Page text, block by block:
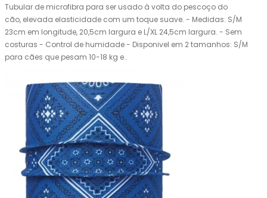
Tubular de microfibra para ser usado à volta do pescoço do
cão, elevada elasticidade com um toque suave. - Medidas: S/M
23cm em longitude, 20,5cm largura e L/XL 24,5cm largura. - Sem
costuras - Control de humidade - Disponivel em 2 tamanhos: S/M
para cães que pesam 10-18 kg e..